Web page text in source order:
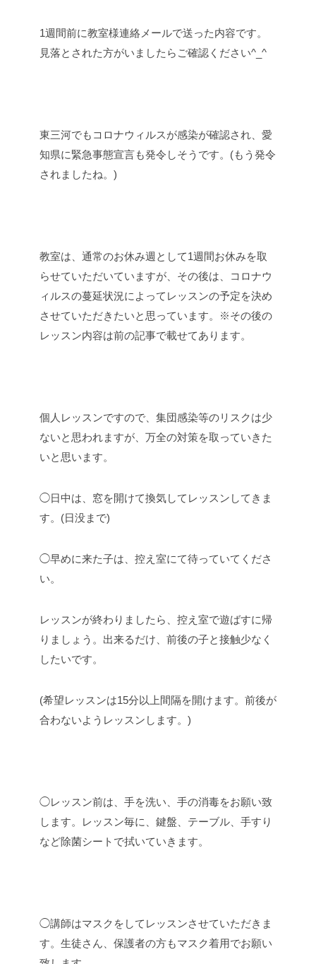
1週間前に教室様連絡メールで送った内容です。
見落とされた方がいましたらご確認ください^_^
東三河でもコロナウィルスが感染が確認され、愛
知県に緊急事態宣言も発令しそうです。(もう発令
されましたね。)
教室は、通常のお休み週として1週間お休みを取
らせていただいていますが、その後は、コロナウ
ィルスの蔓延状況によってレッスンの予定を決め
させていただきたいと思っています。※その後の
レッスン内容は前の記事で載せてあります。
個人レッスンですので、集団感染等のリスクは少
ないと思われますが、万全の対策を取っていきた
いと思います。
◯日中は、窓を開けて換気してレッスンしてきま
す。(日没まで)
◯早めに来た子は、控え室にて待っていてくださ
い。
レッスンが終わりましたら、控え室で遊ばすに帰
りましょう。出来るだけ、前後の子と接触少なく
したいです。
(希望レッスンは15分以上間隔を開けます。前後が
合わないようレッスンします。)
◯レッスン前は、手を洗い、手の消毒をお願い致
します。レッスン毎に、鍵盤、テーブル、手すり
など除菌シートで拭いていきます。
◯講師はマスクをしてレッスンさせていただきま
す。生徒さん、保護者の方もマスク着用でお願い